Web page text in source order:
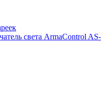
света ArmaControl